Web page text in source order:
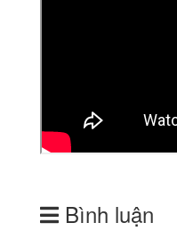
Bình luận